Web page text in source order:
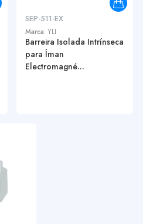
SEP-511-EX
Marca: YLI
Barreira Isolada Intrínseca
para Íman
Electromagné...